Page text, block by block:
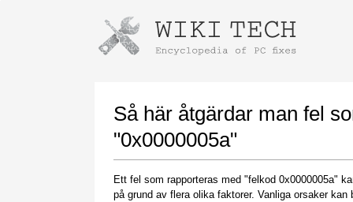
Så här åtgärdar man fel
"0x0000005a"
Ett fel som rapporteras med "felkod 0x0000005a"
på grund av flera olika faktorer. Vanliga orsaker kan
Instructions for downloading using